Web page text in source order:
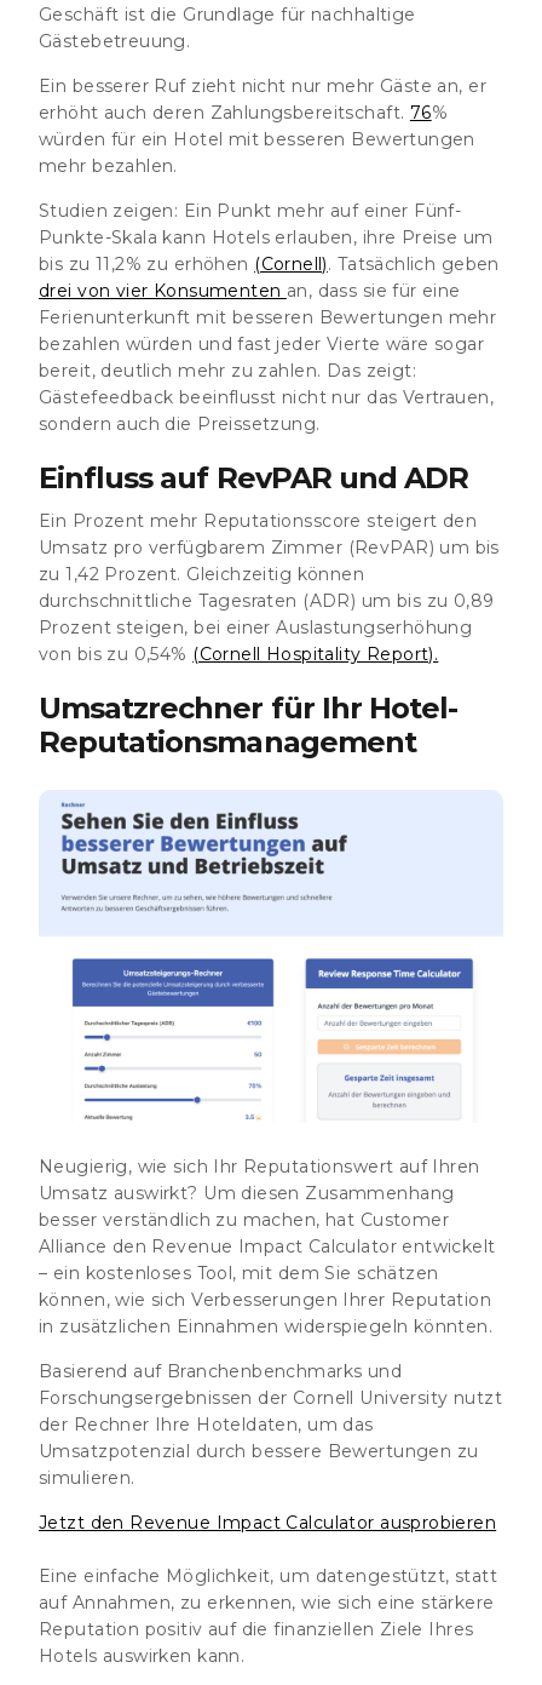
Geschäft ist die Grundlage für nachhaltige
Gästebetreuung.
Ein besserer Ruf zieht nicht nur mehr Gäste an, er
erhöht auch deren Zahlungsbereitschaft. 76%
würden für ein Hotel mit besseren Bewertungen
mehr bezahlen.
Studien zeigen: Ein Punkt mehr auf einer Fünf-
Punkte-Skala kann Hotels erlauben, ihre Preise um
bis zu 11,2% zu erhöhen (Cornell). Tatsächlich geben
drei von vier Konsumenten an, dass sie für eine
Ferienunterkunft mit besseren Bewertungen mehr
bezahlen würden und fast jeder Vierte wäre sogar
bereit, deutlich mehr zu zahlen. Das zeigt:
Gästefeedback beeinflusst nicht nur das Vertrauen,
sondern auch die Preissetzung.
Einfluss auf RevPAR und ADR
Ein Prozent mehr Reputationsscore steigert den
Umsatz pro verfügbarem Zimmer (RevPAR) um bis
zu 1,42 Prozent. Gleichzeitig können
durchschnittliche Tagesraten (ADR) um bis zu 0,89
Prozent steigen, bei einer Auslastungserhöhung
von bis zu 0,54% (Cornell Hospitality Report).
Umsatzrechner für Ihr Hotel-
Reputationsmanagement
Neugierig, wie sich Ihr Reputationswert auf Ihren
Umsatz auswirkt? Um diesen Zusammenhang
besser verständlich zu machen, hat Customer
Alliance den Revenue Impact Calculatorentwickelt
– ein kostenloses Tool, mit dem Sie schätzen
können, wie sich Verbesserungen Ihrer Reputation
in zusätzlichen Einnahmen widerspiegeln könnten.
Basierend auf Branchenbenchmarks und
Forschungsergebnissen der Cornell University nutzt
der Rechner Ihre Hoteldaten, um das
Umsatzpotenzial durch bessere Bewertungen zu
simulieren.
Jetzt den Revenue Impact Calculator ausprobieren
Eine einfache Möglichkeit, um datengestützt, statt
auf Annahmen, zu erkennen, wie sich eine stärkere
Reputation positiv auf die finanziellen Ziele Ihres
Hotels auswirken kann.